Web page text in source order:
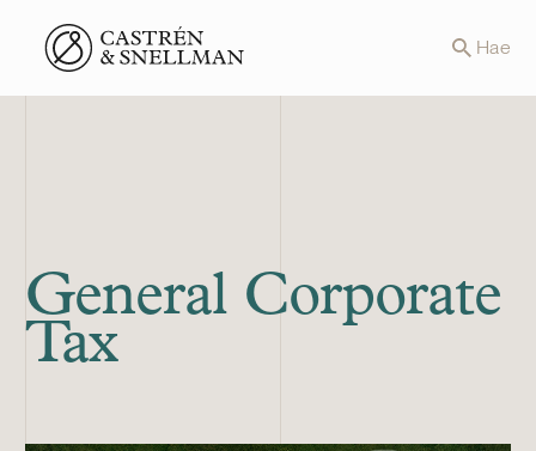
Front page Hae
General Corporate
Tax